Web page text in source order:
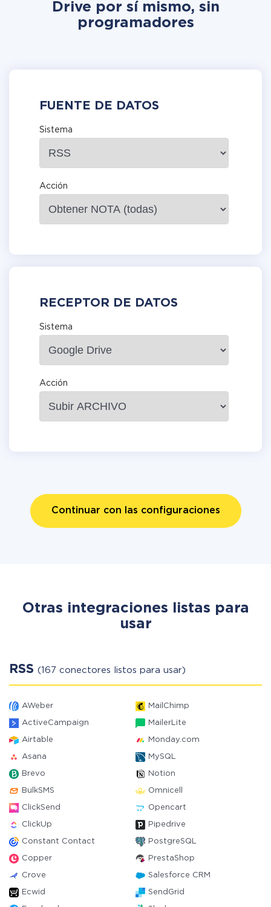
Drive por sí mismo, sin
programadores
FUENTE DE DATOS
Sistema
Acción
RECEPTOR DE DATOS
Sistema
Acción
Continuar con las configuraciones
Otras integraciones listas para
usar
RSS (167 conectores listos para usar)
AWeber MailChimp
ActiveCampaign MailerLite
Airtable Monday.com
Asana MySQL
Brevo Notion
BulkSMS Omnicell
ClickSend Opencart
ClickUp Pipedrive
Constant Contact PostgreSQL
Copper PrestaShop
Crove Salesforce CRM
Ecwid SendGrid